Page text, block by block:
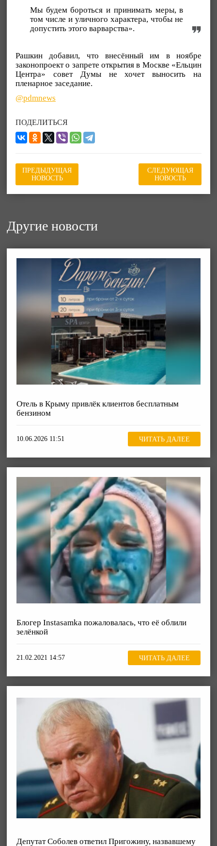
Мы будем бороться и принимать меры, в
том числе и уличного характера, чтобы не
допустить этого варварства».
Рашкин добавил, что внесённый им в ноябре
законопроект о запрете открытия в Москве «Ельцин
Центра» cовет Думы не хочет выносить на
пленарное заседание.
@pdmnews
ПОДЕЛИТЬСЯ
ПРЕДЫДУЩАЯ
НОВОСТЬ
СЛЕДУЮЩАЯ
НОВОСТЬ
Другие новости
Отель в Крыму привлёк клиентов бесплатным
бензином
10.06.2026 11:51 ЧИТАТЬ ДАЛЕЕ
Блогер Instasamka пожаловалась, что её облили
зелёнкой
21.02.2021 14:57 ЧИТАТЬ ДАЛЕЕ
Депутат Соболев ответил Пригожину, назвавшему